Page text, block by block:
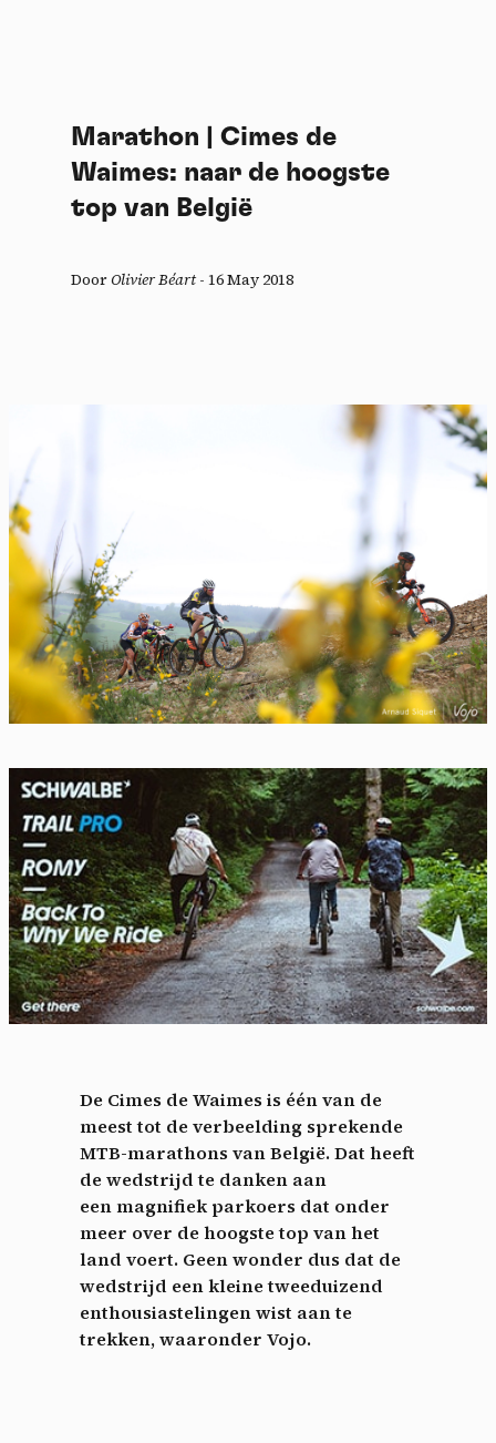
Marathon | Cimes de
Waimes: naar de hoogste
top van België
DoorOlivier Béart- 16 May 2018
De Cimes de Waimes is één van de
meest tot de verbeelding sprekende
MTB-marathons van België. Dat heeft
de wedstrijd te danken aan
een magnifiek parkoers dat onder
meer over de hoogste top van het
land voert. Geen wonder dus dat de
wedstrijd een kleine tweeduizend
enthousiastelingen wist aan te
trekken, waaronder Vojo.